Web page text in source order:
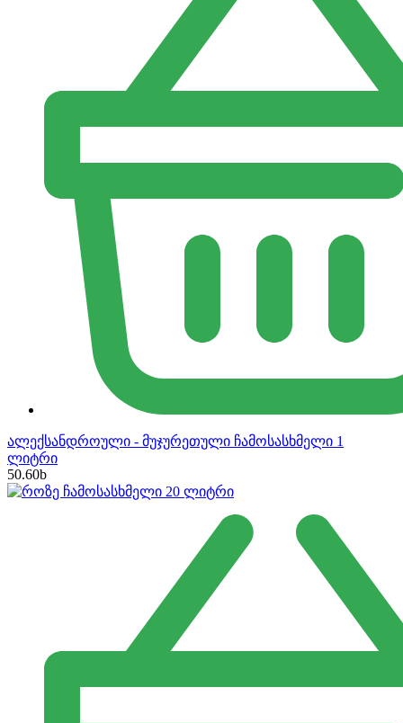
ალექსანდროული - მუჯურეთული ჩამოსასხმელი 1
ლიტრი
50.60b